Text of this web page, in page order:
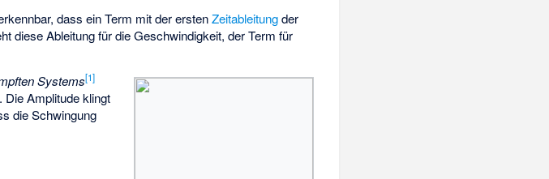
dass ein Term mit der erstenZeitableitungder
diese Ableitung für die Geschwindigkeit, der Term für
Systems[1]
Die Amplitude klingt
die Schwingung